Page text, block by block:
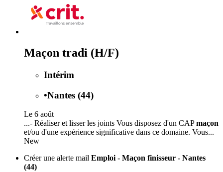
Maçon tradi (H/F)
Intérim
•Nantes (44)
Le 6 août
...- Réaliser et lisser les joints Vous disposez d'un CAPmaçon
et/ou d'une expérience significative dans ce domaine. Vous...
New
Créer une alerte mail Emploi - Maçon finisseur - Nantes
(44)